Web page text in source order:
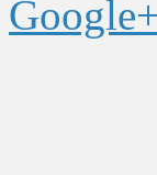
Google+